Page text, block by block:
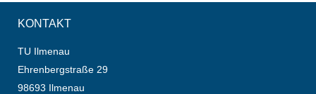
KONTAKT
TU Ilmenau
Ehrenbergstraße 29
98693 Ilmenau